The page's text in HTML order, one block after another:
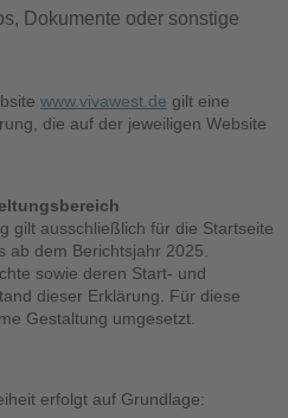
Dokumente oder sonstige
www.vivawest.de gilt eine
die auf der jeweiligen Website
gilt ausschließlich für die Startseite
ab dem Berichtsjahr 2025.
sowie deren Start‑ und
dieser Erklärung. Für diese
Gestaltung umgesetzt.
erfolgt auf Grundlage: